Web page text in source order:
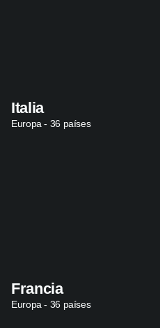
Italia
Europa - 36 países
Francia
Europa - 36 países